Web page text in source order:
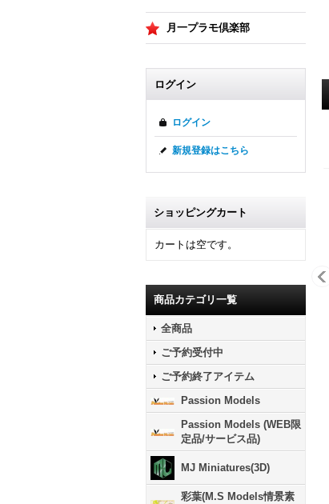
月一プラモ倶楽部
ログイン
ログイン
新規登録はこちら
ショッピングカート
カートは空です。
商品カテゴリ一覧
全商品
ご予約受付中
ご予約終了アイテム
Passion Models
Passion Models (WEB限
定品/サービス品)
MJ Miniatures(3D)
彩葉(M.S Models情景素